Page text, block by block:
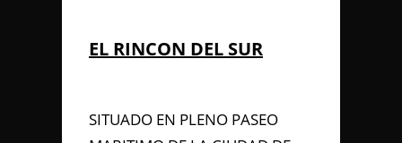
EL RINCON DEL SUR
SITUADO EN PLENO PASEO